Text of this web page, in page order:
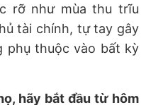
rỡ như mùa thu trĩu
tài chính, tự tay gây
phụ thuộc vào bất kỳ
hãy bắt đầu từ hôm